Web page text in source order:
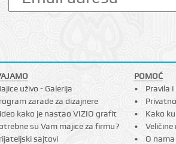
uživo - Galerija
zarade za dizajnere
kako je nastao VIZIO grafit
su Vam majice za firmu?
sajtovi
POMOĆ
Pravila i
Kako
Veličine
O nama